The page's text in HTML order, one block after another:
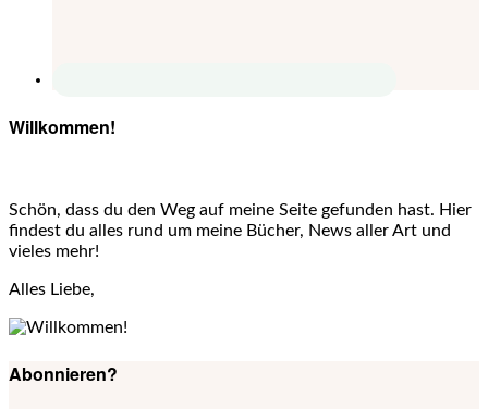
Willkommen!
Schön, dass du den Weg auf meine Seite gefunden hast. Hier
findest du alles rund um meine Bücher, News aller Art und
vieles mehr!
Alles Liebe,
Abonnieren?